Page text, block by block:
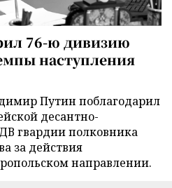
76-ю дивизию
наступления
Путин поблагодарил
десантно-
гвардии полковника
за действия
направлении.